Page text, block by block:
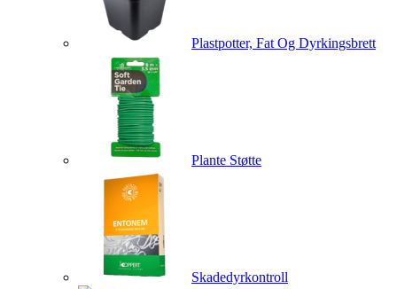
Plastpotter, Fat Og Dyrkingsbrett
Plante Støtte
Skadedyrkontroll